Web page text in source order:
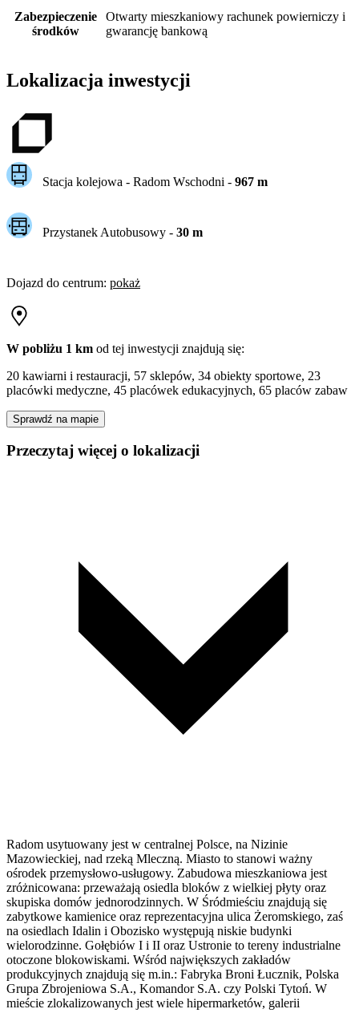
Zabezpieczenie
środków
Otwarty mieszkaniowy rachunek powierniczy i
gwarancję bankową
Lokalizacja inwestycji
Stacja kolejowa - Radom Wschodni - 967m
Przystanek Autobusowy - 30m
Dojazd do centrum: pokaż
W pobliżu 1 km od tej inwestycji znajdują się:
20 kawiarni i restauracji, 57 sklepów, 34 obiekty sportowe, 23
placówki medyczne, 45 placówek edukacyjnych, 65 placów zabaw
Sprawdź na mapie
Przeczytaj więcej o lokalizacji
Radom usytuowany jest w centralnej Polsce, na Nizinie
Mazowieckiej, nad rzeką Mleczną. Miasto to stanowi ważny
ośrodek przemysłowo-usługowy. Zabudowa mieszkaniowa jest
zróżnicowana: przeważają osiedla bloków z wielkiej płyty oraz
skupiska domów jednorodzinnych. W Śródmieściu znajdują się
zabytkowe kamienice oraz reprezentacyjna ulica Żeromskiego, zaś
na osiedlach Idalin i Obozisko występują niskie budynki
wielorodzinne. Gołębiów I i II oraz Ustronie to tereny industrialne
otoczone blokowiskami. Wśród największych zakładów
produkcyjnych znajdują się m.in.: Fabryka Broni Łucznik, Polska
Grupa Zbrojeniowa S.A., Komandor S.A. czy Polski Tytoń. W
mieście zlokalizowanych jest wiele hipermarketów, galerii